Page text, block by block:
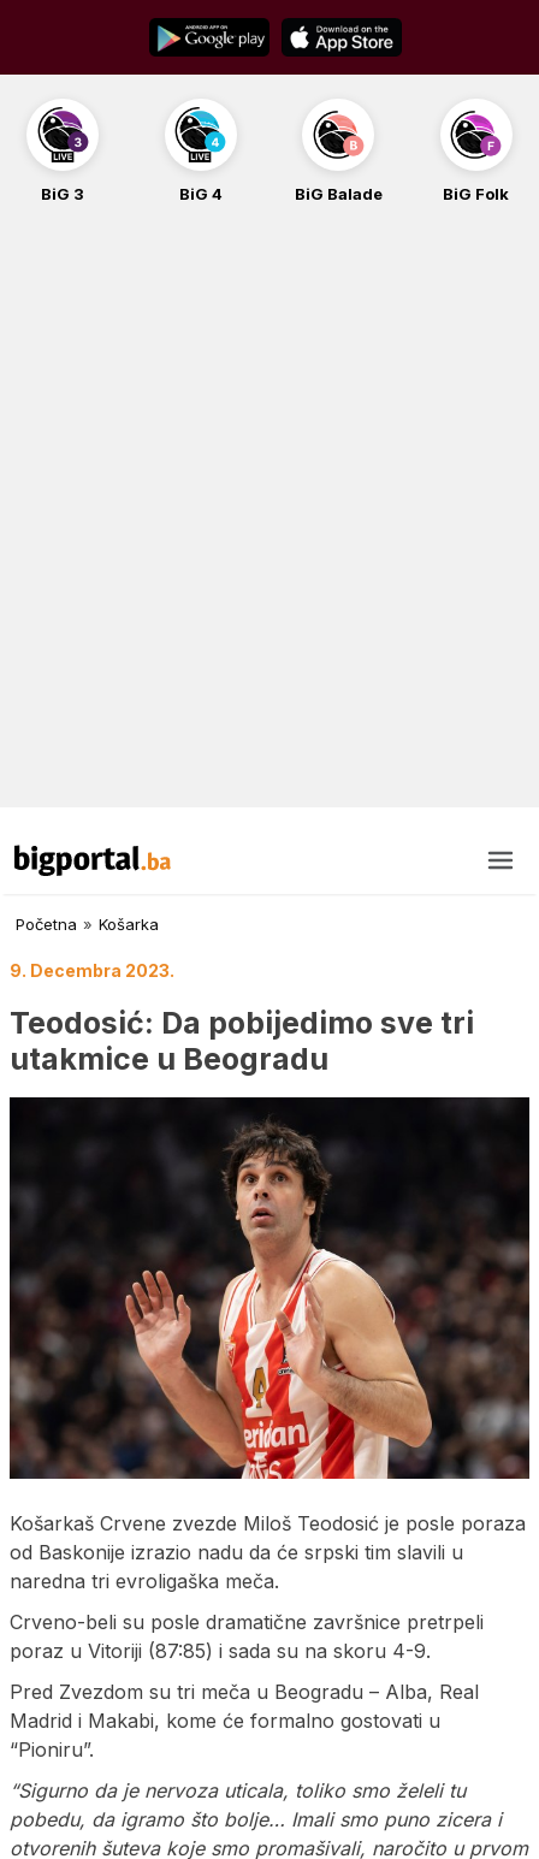
content
BiG 3 BiG 4 BiG Balade BiG Folk
Početna » Košarka
9. Decembra 2023.
Teodosić: Da pobijedimo sve tri
utakmice u Beogradu
Košarkaš Crvene zvezde Miloš Teodosić je posle poraza
od Baskonije izrazio nadu da će srpski tim slavili u
naredna tri evroligaška meča.
Crveno-beli su posle dramatične završnice pretrpeli
poraz u Vitoriji (87:85) i sada su na skoru 4-9.
Pred Zvezdom su tri meča u Beogradu – Alba, Real
Madrid i Makabi, kome će formalno gostovati u
“Pioniru”.
“Sigurno da je nervoza uticala, toliko smo želeli tu
pobedu, da igramo što bolje… Imali smo puno zicera i
otvorenih šuteva koje smo promašivali, naročito u prvom